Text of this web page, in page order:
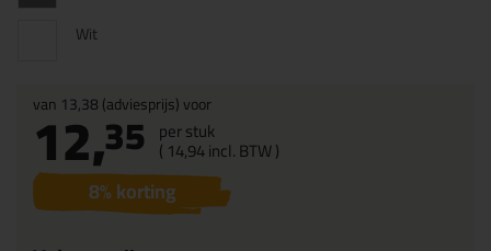
Wit
van 13,38(adviesprijs) voor
12,35 per stuk
( 14,94incl. BTW )
8% korting